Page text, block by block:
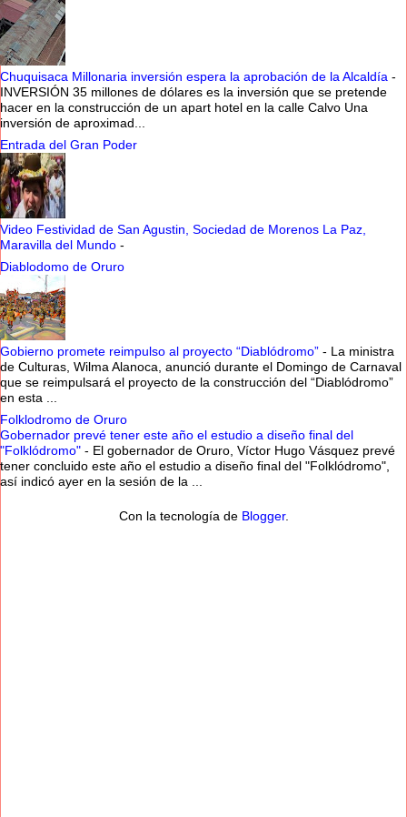
Chuquisaca Millonaria inversión espera la aprobación de la Alcaldía -
INVERSIÓN 35 millones de dólares es la inversión que se pretende
hacer en la construcción de un apart hotel en la calle Calvo Una
inversión de aproximad...
Entrada del Gran Poder
Video Festividad de San Agustin, Sociedad de Morenos La Paz,
Maravilla del Mundo -
Diablodomo de Oruro
Gobierno promete reimpulso al proyecto “Diablódromo” - La ministra
de Culturas, Wilma Alanoca, anunció durante el Domingo de Carnaval
que se reimpulsará el proyecto de la construcción del “Diablódromo”
en esta ...
Folklodromo de Oruro
Gobernador prevé tener este año el estudio a diseño final del
"Folklódromo" - El gobernador de Oruro, Víctor Hugo Vásquez prevé
tener concluido este año el estudio a diseño final del "Folklódromo",
así indicó ayer en la sesión de la ...
Con la tecnología de Blogger.